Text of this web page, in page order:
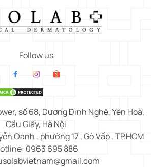
Follow us
số 68, Dương Đình Nghệ, Yên Hoà,
Cầu Giấy, Hà Nội
Oanh , phường 17 , Gò Vấp , TP.HCM
0963 695 886